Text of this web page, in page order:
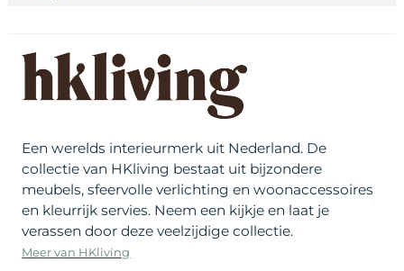
Een werelds interieurmerk uit Nederland. De
collectie van HKliving bestaat uit bijzondere
meubels, sfeervolle verlichting en woonaccessoires
en kleurrijk servies. Neem een kijkje en laat je
verassen door deze veelzijdige collectie.
Meer van HKliving